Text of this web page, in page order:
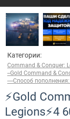
Категории:
Command & Conquer:
--Gold Command &
----Способ
⚡Gold
Legions⚡4